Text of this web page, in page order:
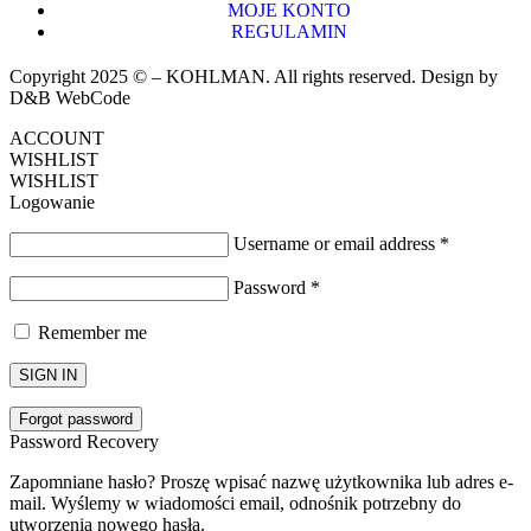
MOJE KONTO
REGULAMIN
Copyright 2025 © – KOHLMAN. All rights reserved. Design by
D&B WebCode
ACCOUNT
WISHLIST
WISHLIST
Logowanie
Username or email address *
Password *
Remember me
SIGN IN
Forgot password
Password Recovery
Zapomniane hasło? Proszę wpisać nazwę użytkownika lub adres e-
mail. Wyślemy w wiadomości email, odnośnik potrzebny do
utworzenia nowego hasła.